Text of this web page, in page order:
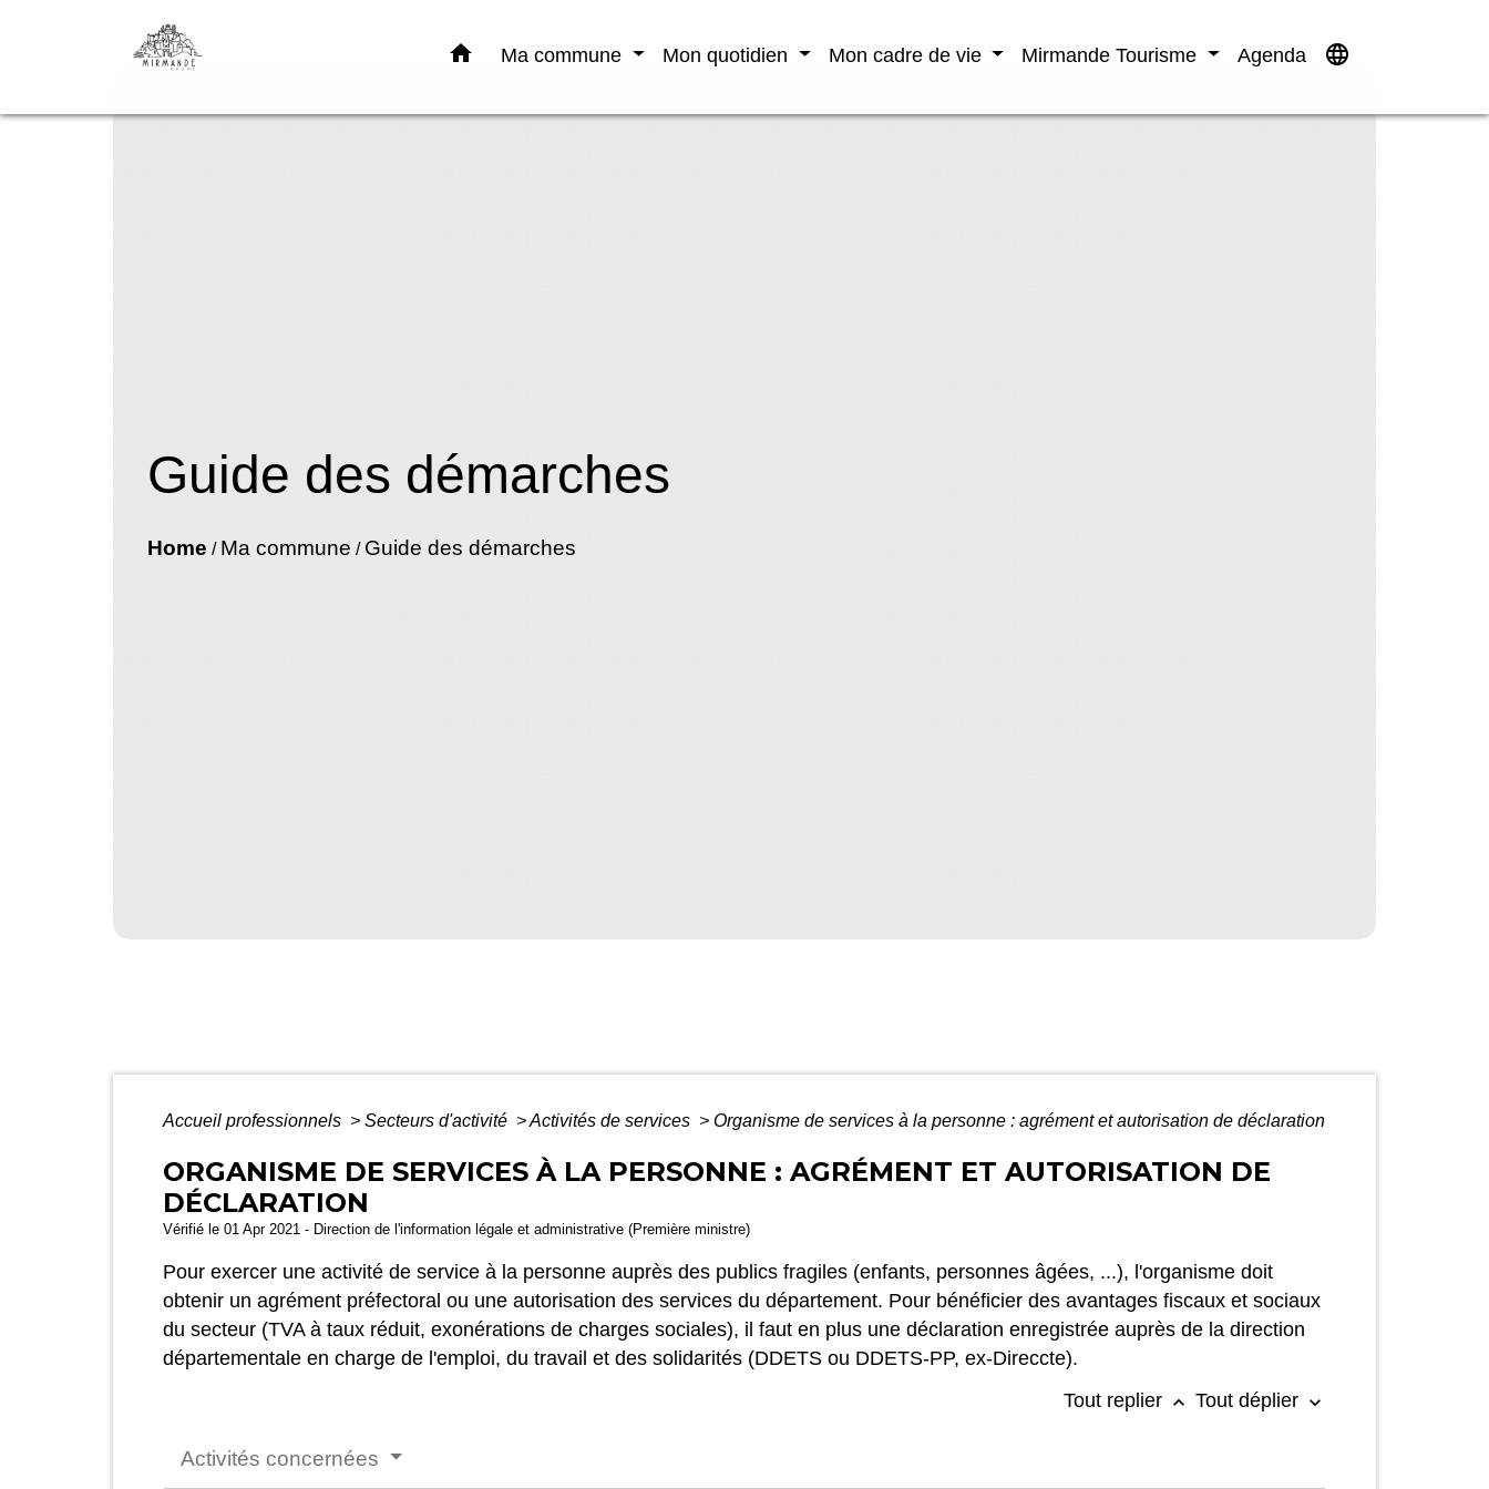
home Ma commune Mon quotidien Mon cadre de vie Mirmande Tourisme Agenda language
Guide des démarches
Home / Ma commune / Guide des démarches
Accueil professionnels > Secteurs d'activité >Activités de services > Organisme de services à la personne : agrément et autorisation de déclaration
ORGANISME DE SERVICES À LA PERSONNE : AGRÉMENT ET AUTORISATION DE
DÉCLARATION
Vérifié le 01 Apr 2021 - Direction de l'information légale et administrative (Première ministre)
Pour exercer une activité de service à la personne auprès des publics fragiles (enfants, personnes âgées, ...), l'organisme doit
obtenir un agrément préfectoral ou une autorisation des services du département. Pour bénéficier des avantages fiscaux et sociaux
du secteur (TVA à taux réduit, exonérations de charges sociales), il faut en plus une déclaration enregistrée auprès de la direction
départementale en charge de l'emploi, du travail et des solidarités (DDETS ou DDETS-PP, ex-Direccte).
Tout replier keyboard_arrow_up Tout déplier keyboard_arrow_down
Activités concernées